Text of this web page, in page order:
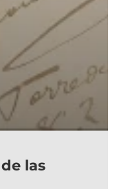
las